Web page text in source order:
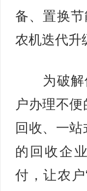
备、置换
农机迭代升
为破解
户办理不
回收、一
的回收企
付，让农